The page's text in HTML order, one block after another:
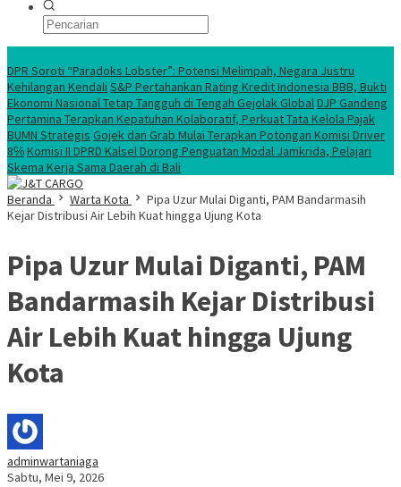
DPR Soroti “Paradoks Lobster”: Potensi Melimpah, Negara Justru
Kehilangan Kendali S&P Pertahankan Rating Kredit Indonesia BBB, Bukti
Ekonomi Nasional Tetap Tangguh di Tengah Gejolak GlobalDJP Gandeng
Pertamina Terapkan Kepatuhan Kolaboratif, Perkuat Tata Kelola Pajak
BUMN Strategis Gojek dan Grab Mulai Terapkan Potongan Komisi Driver
8℅Komisi II DPRD Kalsel Dorong Penguatan Modal Jamkrida, Pelajari
Skema Kerja Sama Daerah di Bali
Beranda
Warta Kota
Pipa Uzur Mulai Diganti, PAM Bandarmasih
Kejar Distribusi Air Lebih Kuat hingga Ujung Kota
Pipa Uzur Mulai Diganti, PAM
Bandarmasih Kejar Distribusi
Air Lebih Kuat hingga Ujung
Kota
adminwartaniaga
Sabtu, Mei 9, 2026